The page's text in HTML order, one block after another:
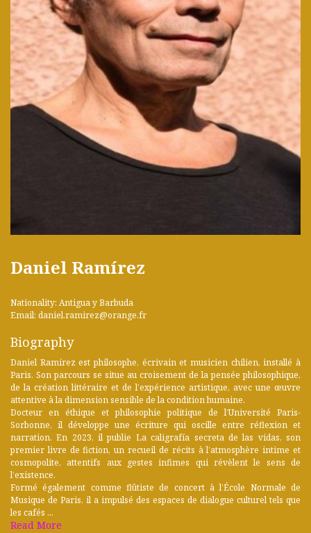
Daniel Ramírez
Nationality: Antigua y Barbuda
Email: daniel.ramirez@orange.fr
Biography
Daniel Ramírez est philosophe, écrivain et musicien chilien, installé à
Paris. Son parcours se situe au croisement de la pensée philosophique,
de la création littéraire et de l’expérience artistique, avec une œuvre
attentive à la dimension sensible de la condition humaine.
Docteur en éthique et philosophie politique de l’Université Paris-
Sorbonne, il développe une écriture qui oscille entre réflexion et
narration. En 2023, il publie La caligrafía secreta de las vidas, son
premier livre de fiction, un recueil de récits à l’atmosphère intime et
cosmopolite, attentifs aux gestes infimes qui révèlent le sens de
l’existence.
Formé également comme flûtiste de concert à l’École Normale de
Musique de Paris, il a impulsé des espaces de dialogue culturel tels que
les cafés ...
Read More